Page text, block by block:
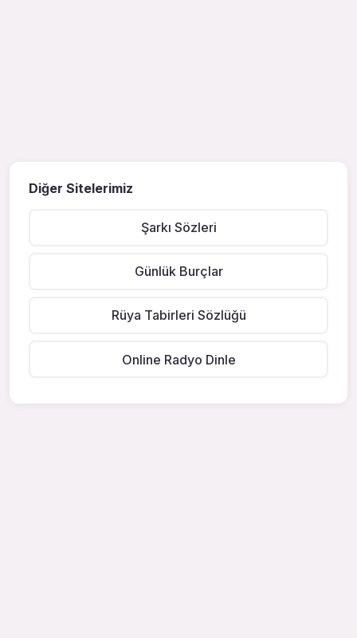
Diğer Sitelerimiz
Şarkı Sözleri
Günlük Burçlar
Rüya Tabirleri Sözlüğü
Online Radyo Dinle